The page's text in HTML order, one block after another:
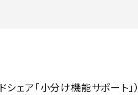
ドシェア「小分け機能サポート